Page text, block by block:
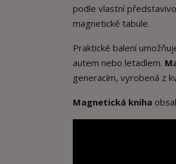
podle vlastní
magnetické tabule.
Praktické balení
autem nebo letadlem.
generacím, vyrobená z
Magnetická kniha